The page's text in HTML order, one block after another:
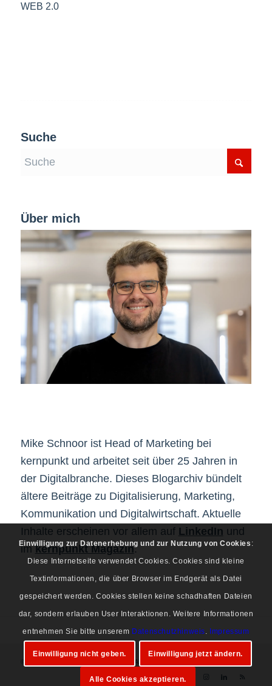
WEB 2.0
Suche
Über mich
Mike Schnoor ist Head of Marketing bei
kernpunkt und arbeitet seit über 25 Jahren in
der Digitalbranche. Dieses Blogarchiv bündelt
ältere Beiträge zu Digitalisierung, Marketing,
Kommunikation und Digitalwirtschaft. Aktuelle
Inhalte erscheinen vor allem auf LinkedIn und
imkernpunkt Magazin.
© Copyright 1997-2026 Mike Schnoor. Alle Rechte vorbehalten.
Einwilligung zur Datenerhebung und zur Nutzung von Cookies :
Diese Internetseite verwendet Cookies. Cookies sind kleine
Textinformationen, die über Browser im Endgerät als Datei
gespeichert werden. Cookies stellen keine schadhaften Dateien
dar, sondern erlauben User Interaktionen. Weitere Informationen
entnehmen Sie bitte unserem Datenschutzhinweis. Impressum
Einwilligung nicht geben. Einwilligung jetzt ändern.
Alle Cookies akzeptieren.